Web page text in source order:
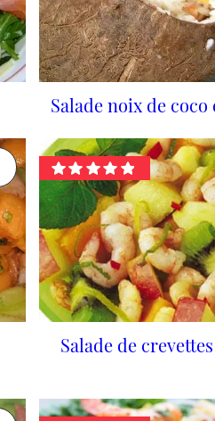
Salade noix de coco
Salade de